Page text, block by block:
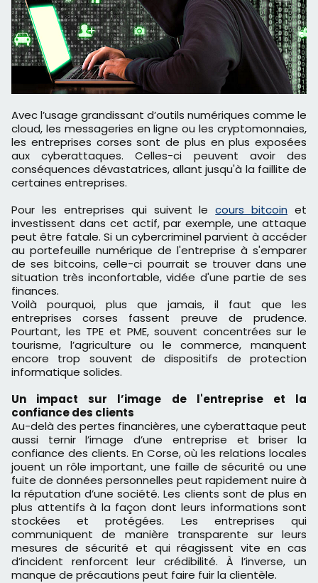
Avec l’usage grandissant d’outils numériques comme le
cloud, les messageries en ligne ou les cryptomonnaies,
les entreprises corses sont de plus en plus exposées
aux cyberattaques. Celles-ci peuvent avoir des
conséquences dévastatrices, allant jusqu'à la faillite de
certaines entreprises.
Pour les entreprises qui suivent lecours bitcoin et
investissent dans cet actif, par exemple, une attaque
peut être fatale. Si un cybercriminel parvient à accéder
au portefeuille numérique de l'entreprise à s'emparer
de ses bitcoins, celle-ci pourrait se trouver dans une
situation très inconfortable, vidée d'une partie de ses
finances.
Voilà pourquoi, plus que jamais, il faut que les
entreprises corses fassent preuve de prudence.
Pourtant, les TPE et PME, souvent concentrées sur le
tourisme, l’agriculture ou le commerce, manquent
encore trop souvent de dispositifs de protection
informatique solides.
Un impact sur l’image de l'entreprise et la
confiance des clients
Au-delà des pertes financières, une cyberattaque peut
aussi ternir l’image d’une entreprise et briser la
confiance des clients. En Corse, où les relations locales
jouent un rôle important, une faille de sécurité ou une
fuite de données personnelles peut rapidement nuire à
la réputation d’une société. Les clients sont de plus en
plus attentifs à la façon dont leurs informations sont
stockées et protégées. Les entreprises qui
communiquent de manière transparente sur leurs
mesures de sécurité et qui réagissent vite en cas
d’incident renforcent leur crédibilité. À l’inverse, un
manque de précautions peut faire fuir la clientèle.